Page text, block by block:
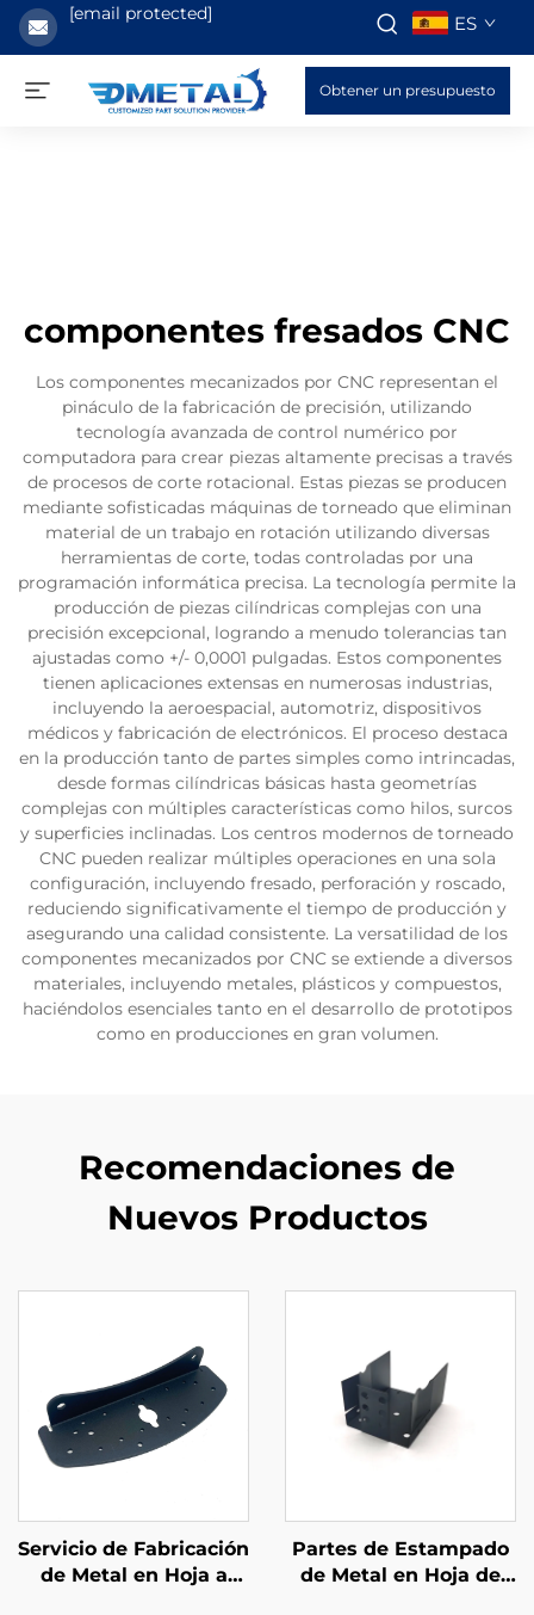
[email protected] ES
Obtener un presupuesto
componentes fresados CNC
Los componentes mecanizados por CNC representan el
pináculo de la fabricación de precisión, utilizando
tecnología avanzada de control numérico por
computadora para crear piezas altamente precisas a través
de procesos de corte rotacional. Estas piezas se producen
mediante sofisticadas máquinas de torneado que eliminan
material de un trabajo en rotación utilizando diversas
herramientas de corte, todas controladas por una
programación informática precisa. La tecnología permite la
producción de piezas cilíndricas complejas con una
precisión excepcional, logrando a menudo tolerancias tan
ajustadas como +/- 0,0001 pulgadas. Estos componentes
tienen aplicaciones extensas en numerosas industrias,
incluyendo la aeroespacial, automotriz, dispositivos
médicos y fabricación de electrónicos. El proceso destaca
en la producción tanto de partes simples como intrincadas,
desde formas cilíndricas básicas hasta geometrías
complejas con múltiples características como hilos, surcos
y superficies inclinadas. Los centros modernos de torneado
CNC pueden realizar múltiples operaciones en una sola
configuración, incluyendo fresado, perforación y roscado,
reduciendo significativamente el tiempo de producción y
asegurando una calidad consistente. La versatilidad de los
componentes mecanizados por CNC se extiende a diversos
materiales, incluyendo metales, plásticos y compuestos,
haciéndolos esenciales tanto en el desarrollo de prototipos
como en producciones en gran volumen.
Recomendaciones de
Nuevos Productos
Servicio de Fabricación
de Metal en Hoja a
Partes de Estampado
de Metal en Hoja de